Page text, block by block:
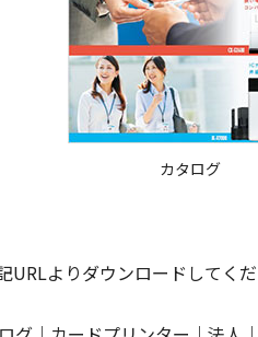
カタログ
URLよりダウンロードしてく